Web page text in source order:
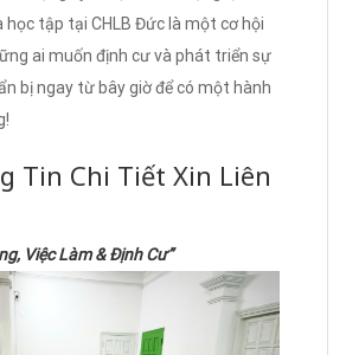
học tập tại CHLB Đức là một cơ hội
ai muốn định cư và phát triển sự
bị ngay từ bây giờ để có một hành
Tin Chi Tiết Xin Liên
Việc Làm & Định Cư”